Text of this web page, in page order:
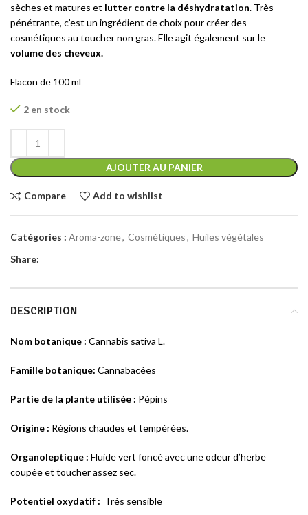
sèches et matures et lutter contre la déshydratation. Très
pénétrante, c’est un ingrédient de choix pour créer des
cosmétiques au toucher non gras. Elle agit également sur le
volume des cheveux.
Flacon de 100 ml
2 en stock
AJOUTER AU PANIER
Compare Add to wishlist
Catégories : Aroma-zone, Cosmétiques, Huiles végétales
Share:
DESCRIPTION
Nom botanique : Cannabis sativa L.
Famille botanique: Cannabacées
Partie de la plante utilisée : Pépins
Origine : Régions chaudes et tempérées.
Organoleptique : Fluide vert foncé avec une odeur d’herbe
coupée et toucher assez sec.
Potentiel oxydatif : Très sensible